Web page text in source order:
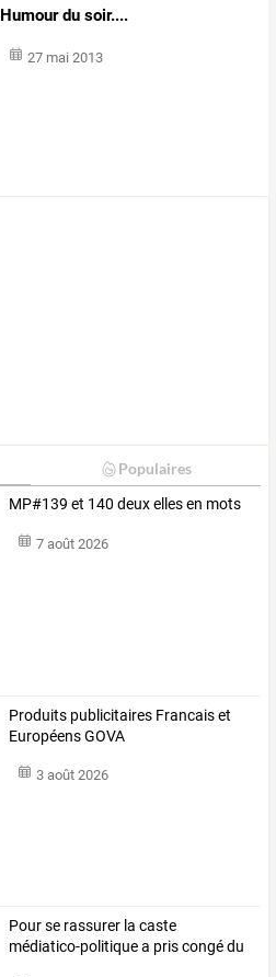
Humour du soir....
27 mai 2013
Populaires
MP#139 et 140 deux elles en mots
7 août 2026
Produits publicitaires Francais et
Européens GOVA
3 août 2026
Pour se rassurer la caste
médiatico-politique a pris congé du